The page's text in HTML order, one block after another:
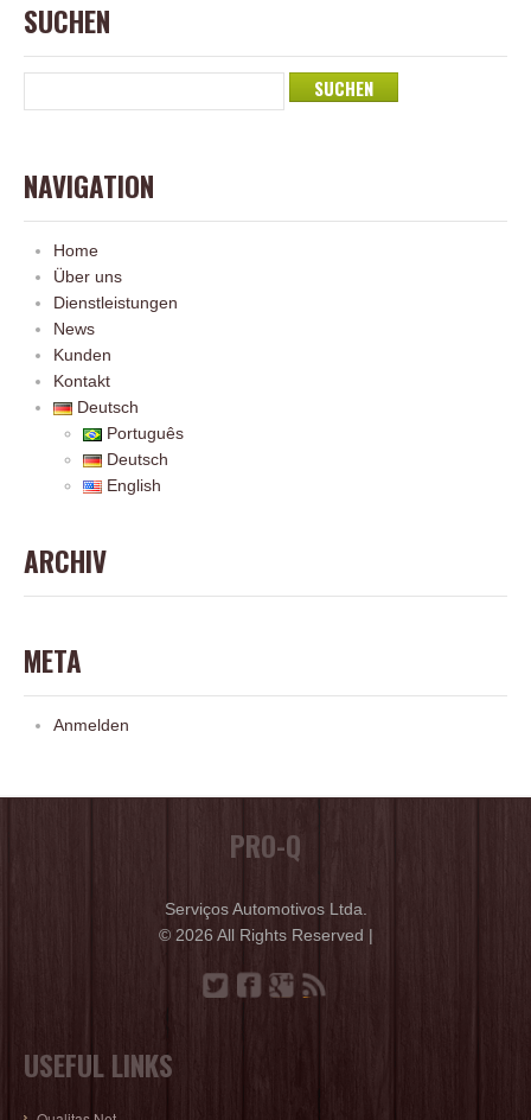
SUCHEN
NAVIGATION
Home
Über uns
Dienstleistungen
News
Kunden
Kontakt
Deutsch
Português
Deutsch
English
ARCHIV
META
Anmelden
PRO-Q
Serviços Automotivos Ltda.
© 2026 All Rights Reserved |
USEFUL LINKS